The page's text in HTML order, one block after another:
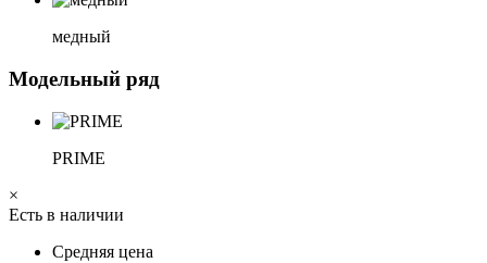
медный
Модельный ряд
PRIME
×
Есть в наличии
Средняя цена